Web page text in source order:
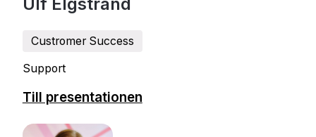
Custromer Success
Support
Till presentationen